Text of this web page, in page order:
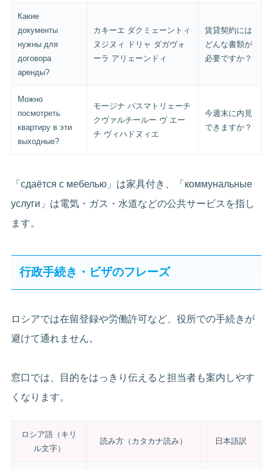
Какие
документы
нужны для
договора
аренды?
カキーエ ダクミェーントィ
ヌジヌィ ドリャ ダガヴォ
ーラ アリェーンドィ
賃貸契約には
どんな書類が
必要ですか？
Можно
посмотреть
квартиру в эти
выходные?
モージナ パスマトリェーチ
クヴァルチールー ヴ エー
チ ヴィハドヌィエ
今週末に内見
できますか？
「сдаётся с мебелью」は家具付き、「коммунальные
услуги」は電気・ガス・水道などの公共サービスを指し
ます。
行政手続き・ビザのフレーズ
ロシアでは在留登録や労働許可など、役所での手続きが
避けて通れません。
窓口では、目的をはっきり伝えると担当者も案内しやす
くなります。
ロシア語（キリ
ル文字）
読み方（カタカナ読み） 日本語訳